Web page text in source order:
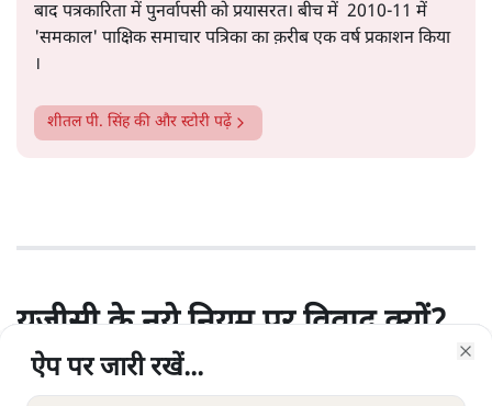
बाद पत्रकारिता में पुनर्वापसी को प्रयासरत। बीच में 2010-11 में
'समकाल' पाक्षिक समाचार पत्रिका का क़रीब एक वर्ष प्रकाशन किया
।
शीतल पी. सिंहकी और स्टोरी पढ़ें
यूजीसी के नये नियम पर विवाद क्यों?
कुछ ज़रूरी सवाल
ऐप पर जारी रखें...
ऐप पर जारी रखें...
ऐप पर जारी रखें...
ऐप पर जारी रखें...
ऐप पर जारी रखें...
ऐप पर जारी रखें...